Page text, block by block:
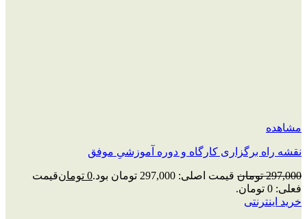
مشاهده
نقشه راه برگزاری کارگاه و دوره آموزشیِ موفق
297,000 تومان قیمت اصلی: 297,000 تومان بود. 0 تومانقیمت
فعلی: 0 تومان.
خرید اینترنتی